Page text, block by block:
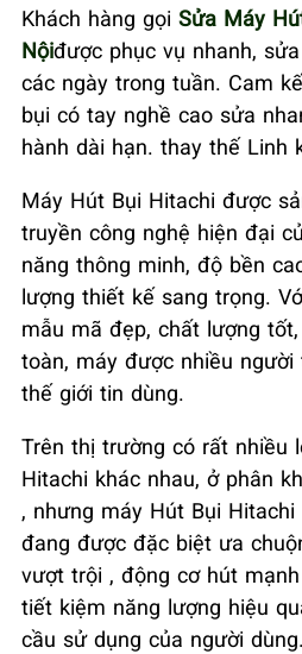
Khách hàng gọi Sửa Máy
Nộiđược phục vụ nhanh,
các ngày trong tuần. Cam
bụi có tay nghề cao sửa
hành dài hạn. thay thế Linh
Máy Hút Bụi Hitachi được
truyền công nghệ hiện đại
năng thông minh, độ bền
lượng thiết kế sang trọng.
mẫu mã đẹp, chất lượng
toàn, máy được nhiều
thế giới tin dùng.
Trên thị trường có rất nhiều
Hitachi khác nhau, ở phân
, nhưng máy Hút Bụi
đang được đặc biệt ưa
vượt trội , động cơ hút
tiết kiệm năng lượng hiệu
cầu sử dụng của người dùng.